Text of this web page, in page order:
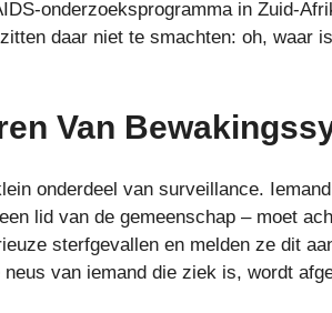
onderzoeksprogramma in Zuid-
daar niet te smachten: oh, waar
Van
onderdeel van surveillance.
lid van de gemeenschap – moet
sterfgevallen en melden ze dit
van iemand die ziek is, wordt